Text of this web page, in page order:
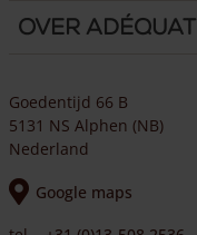
Over Adéquat
Goedentijd 66 B
5131 NS Alphen (NB)
Nederland
Google maps